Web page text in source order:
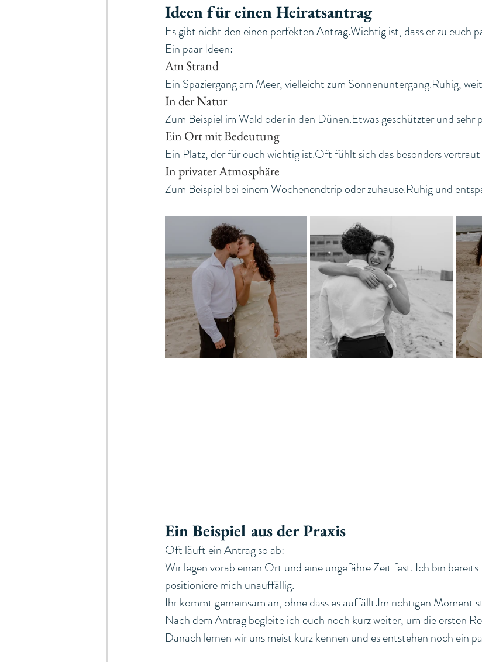
Ideen für einen Heiratsantrag
Es gibt nicht den einen perfekten Antrag.Wichtig ist, dass er zu euch
Ein paar Ideen:
Am Strand
Ein Spaziergang am Meer, vielleicht zum Sonnenuntergang.Ruhig,
In der Natur
Zum Beispiel im Wald oder in den Dünen.Etwas geschützter und sehr
Ein Ort mit Bedeutung
Ein Platz, der für euch wichtig ist.Oft fühlt sich das besonders vertraut
In privater Atmosphäre
Zum Beispiel bei einem Wochenendtrip oder zuhause.Ruhig und
Ein Beispiel aus der Praxis
Oft läuft ein Antrag so ab:
Wir legen vorab einen Ort und eine ungefähre Zeit fest. Ich bin
positioniere mich unauffällig.
Ihr kommt gemeinsam an, ohne dass es auffällt.Im richtigen Moment
Nach dem Antrag begleite ich euch noch kurz weiter, um die ersten
Danach lernen wir uns meist kurz kennen und es entstehen noch ein